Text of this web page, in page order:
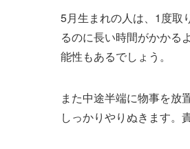
5月生まれの人は、1度取
るのに長い時間がかかる
能性もあるでしょう。
また中途半端に物事を放
しっかりやりぬきます。